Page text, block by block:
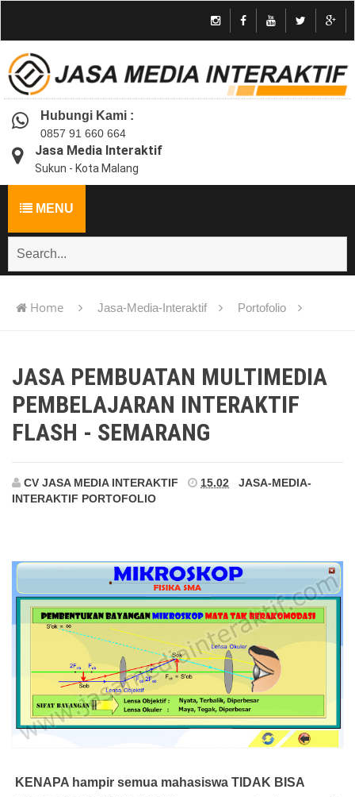
Hubungi Kami :
0857 91 660 664
Jasa Media Interaktif
Sukun - Kota Malang
MENU
Home Jasa-Media-Interaktif Portofolio
JASA PEMBUATAN MULTIMEDIA
PEMBELAJARAN INTERAKTIF
FLASH - SEMARANG
CV JASA MEDIA INTERAKTIF 15.02
JASA-MEDIA-
INTERAKTIF PORTOFOLIO
KENAPA hampir semua mahasiswa TIDAK BISA